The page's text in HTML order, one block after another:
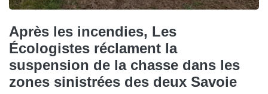
Après les incendies, Les
Écologistes réclament la
suspension de la chasse dans les
zones sinistrées des deux Savoie